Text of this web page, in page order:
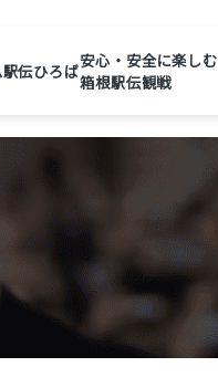
駅伝ひろば安心・安全に楽しむ
箱根駅伝観戦